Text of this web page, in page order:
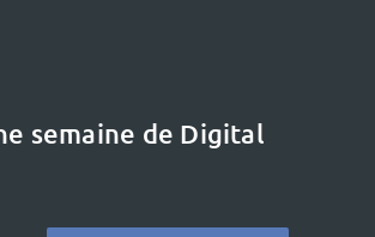
semaine de Digital